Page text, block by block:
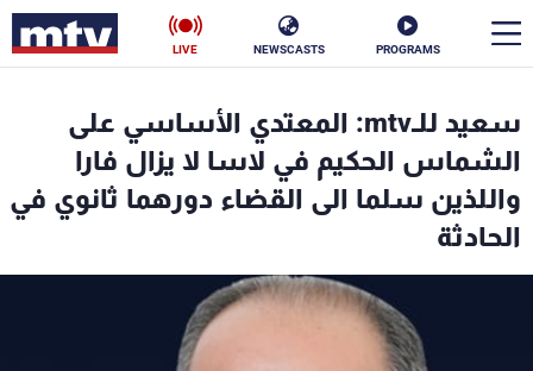
PROGRAMS
NEWSCASTS
LIVE
سعيد للـmtv: المعتدي الأساسي على
الشماس الحكيم في لاسا لا يزال فارا
واللذين سلما الى القضاء دورهما ثانوي في
الحادثة
الأخبار
سياسة ناس
إقتصاد فن
رياضة